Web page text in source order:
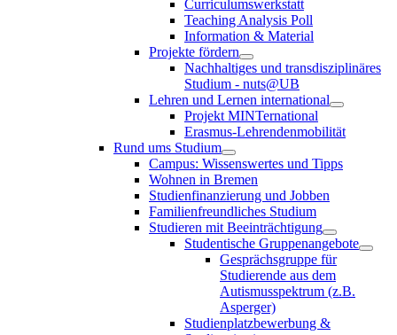
Curriculumswerkstatt
Teaching Analysis Poll
Information & Material
Projekte fördern
Nachhaltiges und transdisziplinäres
Studium - nuts@UB
Lehren und Lernen international
Projekt MINTernational
Erasmus-Lehrendenmobilität
Rund ums Studium
Campus: Wissenswertes und Tipps
Wohnen in Bremen
Studienfinanzierung und Jobben
Familienfreundliches Studium
Studieren mit Beeinträchtigung
Studentische Gruppenangebote
Gesprächsgruppe für
Studierende aus dem
Autismusspektrum (z.B.
Asperger)
Studienplatzbewerbung &